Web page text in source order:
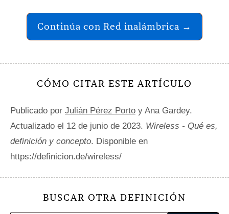
Continúa con Red inalámbrica →
CÓMO CITAR ESTE ARTÍCULO
Publicado por Julián Pérez Porto y Ana Gardey.
Actualizado el 12 de junio de 2023. Wireless - Qué es,
definición y concepto. Disponible en
https://definicion.de/wireless/
BUSCAR OTRA DEFINICIÓN